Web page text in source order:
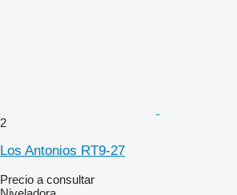
2
Los Antonios RT9-27
Precio a consultar